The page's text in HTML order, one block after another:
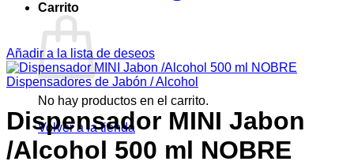
Carrito
No hay productos en el carrito.
Volver a la tienda
Añadir a la lista de deseos
Dispensadores de Jabón / Alcohol
Dispensador MINI Jabon
/Alcohol 500 ml NOBRE